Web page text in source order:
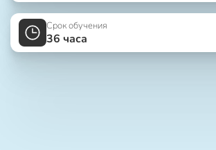
Срок обучения
36 часа